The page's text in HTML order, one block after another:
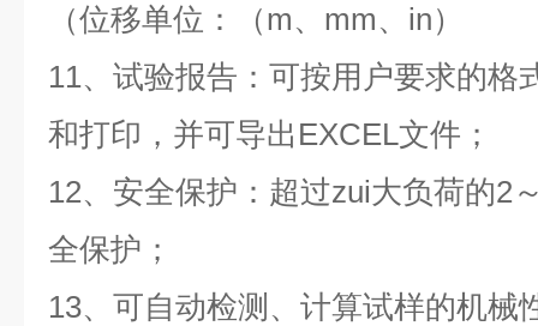
（位移单位：（m、 mm、 in）
11、试验报告：可按用户要求的格
和打印，并可导出 EXCEL文件；
12、安全保护：超过zui大负荷的2
全保护；
13、可自动检测、计算试样的机械